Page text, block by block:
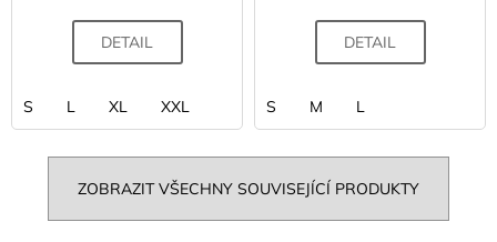
DETAIL
S L XL XXL
DETAIL
S M L
ZOBRAZIT VŠECHNY SOUVISEJÍCÍ PRODUKTY